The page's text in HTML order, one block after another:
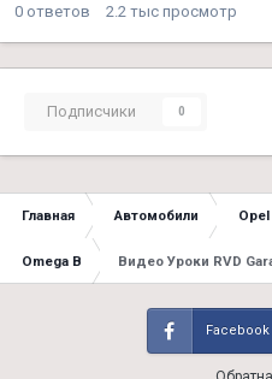
0 ответов 2.2 тыс просмотр
Подписчики 0
Главная Автомобили Opel
Omega B Видео Уроки RVD
Facebook